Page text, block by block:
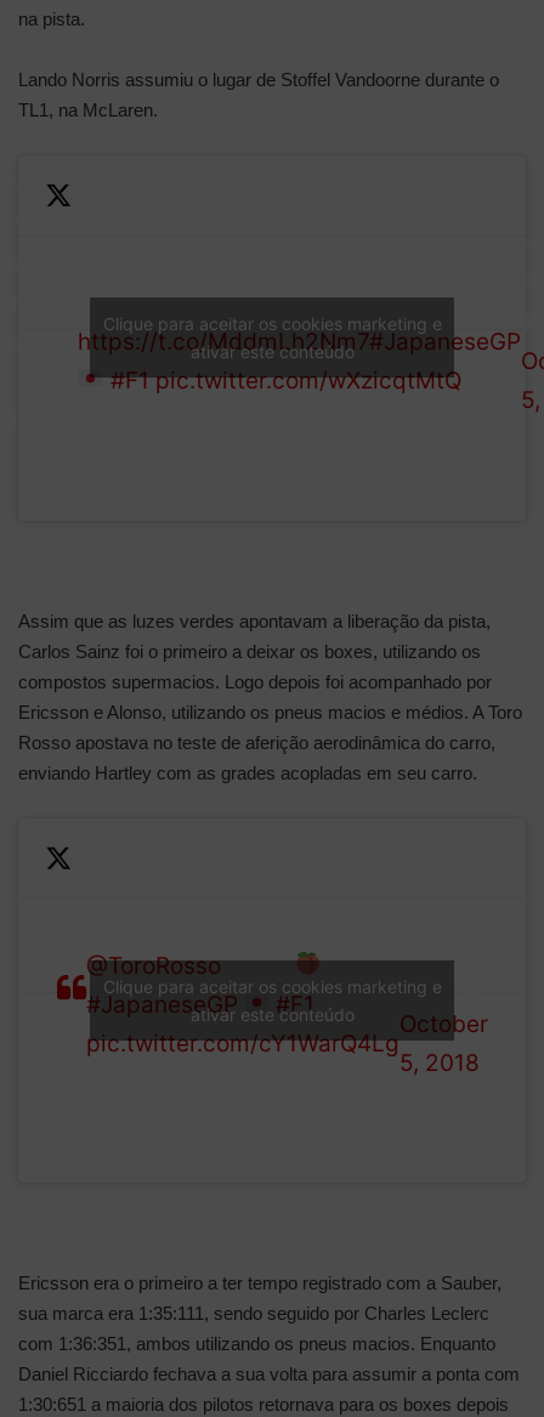
na pista.
Lando Norris assumiu o lugar de Stoffel Vandoorne durante o
TL1, na McLaren.
here >>
https://t.co/MddmLh2Nm7#JapaneseGP
#F1 pic.twitter.com/wXzicqtMtQ
Clique para aceitar os cookies marketing e
ativar este conteúdo
Assim que as luzes verdes apontavam a liberação da pista,
Carlos Sainz foi o primeiro a deixar os boxes, utilizando os
compostos supermacios. Logo depois foi acompanhado por
Ericsson e Alonso, utilizando os pneus macios e médios. A Toro
Rosso apostava no teste de aferição aerodinâmica do carro,
enviando Hartley com as grades acopladas em seu carro.
@ToroRosso, but…
#JapaneseGP
#F1
pic.twitter.com/cY1WarQ4Lg
1 (@F1)
October
5, 2018
Clique para aceitar os cookies marketing e
ativar este conteúdo
Ericsson era o primeiro a ter tempo registrado com a Sauber,
sua marca era 1:35:111, sendo seguido por Charles Leclerc
com 1:36:351, ambos utilizando os pneus macios. Enquanto
Daniel Ricciardo fechava a sua volta para assumir a ponta com
1:30:651 a maioria dos pilotos retornava para os boxes depois